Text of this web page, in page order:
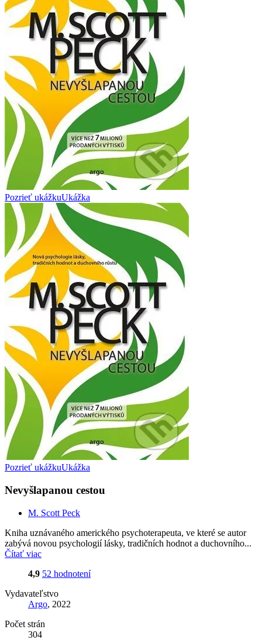
Pozrieť ukážkuUkážka
Pozrieť ukážkuUkážka
Nevyšlapanou cestou
M. Scott Peck
Kniha uznávaného amerického psychoterapeuta, ve které se autor
zabývá novou psychologií lásky, tradičních hodnot a duchovního...
Čítať viac
4,9 52 hodnotení
Vydavateľstvo
Argo, 2022
Počet strán
304